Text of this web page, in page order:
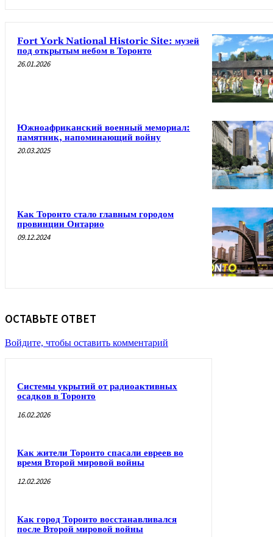
Fort York National Historic Site: музей
под открытым небом в Торонто
26.01.2026
Южноафриканский военный мемориал:
памятник, напоминающий войну
20.03.2025
Как Торонто стало главным городом
провинции Онтарио
09.12.2024
ОСТАВЬТЕ ОТВЕТ
Войдите, чтобы оставить комментарий
Системы укрытий от радиоактивных
осадков в Торонто
16.02.2026
Как жители Торонто спасали евреев во
время Второй мировой войны
12.02.2026
Как город Торонто восстанавливался
после Второй мировой войны